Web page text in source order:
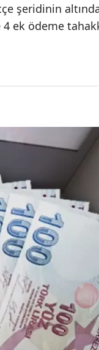
şeridinin
4 ek ödeme